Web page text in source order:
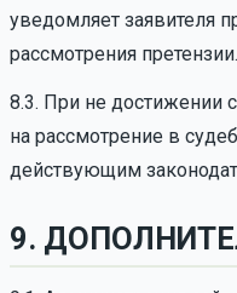
уведомляет заявителя
рассмотрения претензии.
8.3. При не достижении
на рассмотрение в
действующим
9.